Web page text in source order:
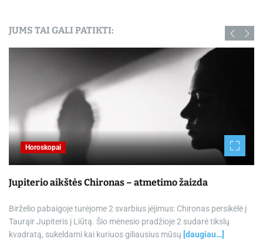
JUMS TAI GALI PATIKTI:
Horoskopai
Jupiterio aikštės Chironas – atmetimo žaizda
Birželio pabaigoje turėjome 2 svarbius įėjimus: Chironas persikėlė į
Taurąir Jupiteris į Liūtą. Šio mėnesio pradžioje 2 sudarė tikslų
kvadratą, sukeldami kai kuriuos giliausius mūsų [daugiau…]